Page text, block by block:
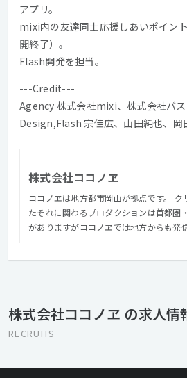
アプリ。
mixi内の友達同士応援しあいポイン
開終了）。
Flash開発を担当。
---Credit---
Agency 株式会社mixi、株式会社バ
Design,Flash 宗佳広、山田純也、岡
株式会社ココノヱ
ココノヱは地方都市岡山が拠点です。 ク
たそれに関わるプロダクションは首都圏
がありますがココノヱでは地方からも発
株式会社ココノヱ の求人情
RECRUITS